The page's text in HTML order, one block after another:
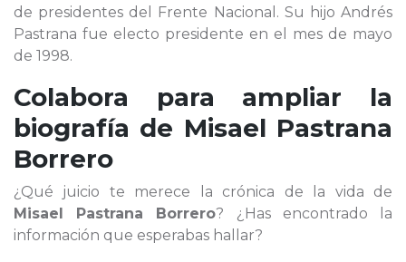
de presidentes del Frente Nacional. Su hijo Andrés
Pastrana fue electo presidente en el mes de mayo
de 1998.
Colabora para ampliar la
biografía de Misael Pastrana
Borrero
¿Qué juicio te merece la crónica de la vida de
Misael Pastrana Borrero? ¿Has encontrado la
información que esperabas hallar?